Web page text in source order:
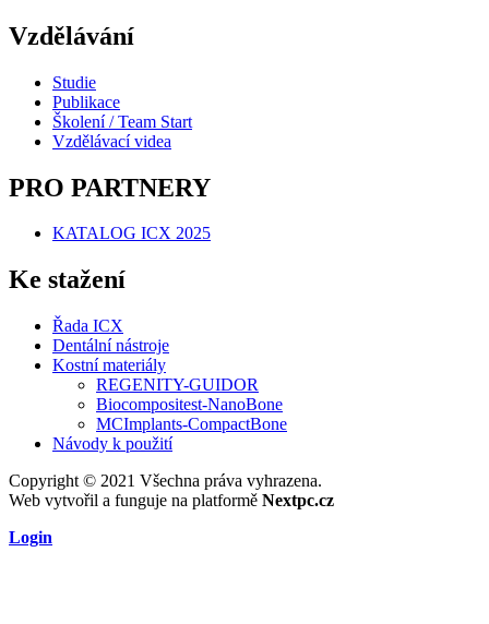
Vzdělávání
Studie
Publikace
Školení / Team Start
Vzdělávací videa
PRO PARTNERY
KATALOG ICX 2025
Ke stažení
Řada ICX
Dentální nástroje
Kostní materiály
REGENITY-GUIDOR
Biocompositest-NanoBone
MCImplants-CompactBone
Návody k použití
Copyright © 2021 Všechna práva vyhrazena.
Web vytvořil a funguje na platformě Nextpc.cz
Login